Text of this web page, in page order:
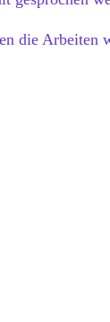
die Arbeiten